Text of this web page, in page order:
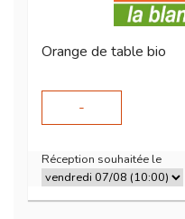
Orange de table bio
-
Réception souhaitée le